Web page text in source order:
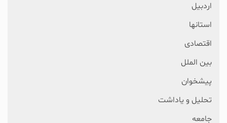
اردبیل
استانها
اقتصادی
بین الملل
پیشخوان
تحلیل و یاداشت
جامعه